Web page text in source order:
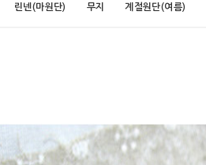
린넨(마원단) 무지 계절원단(여름)